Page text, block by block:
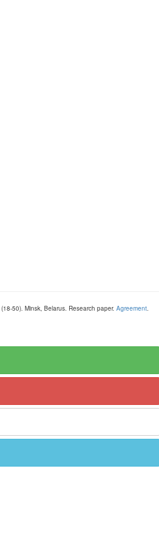
(18-50). Minsk, Belarus. Research paper. Agreement.